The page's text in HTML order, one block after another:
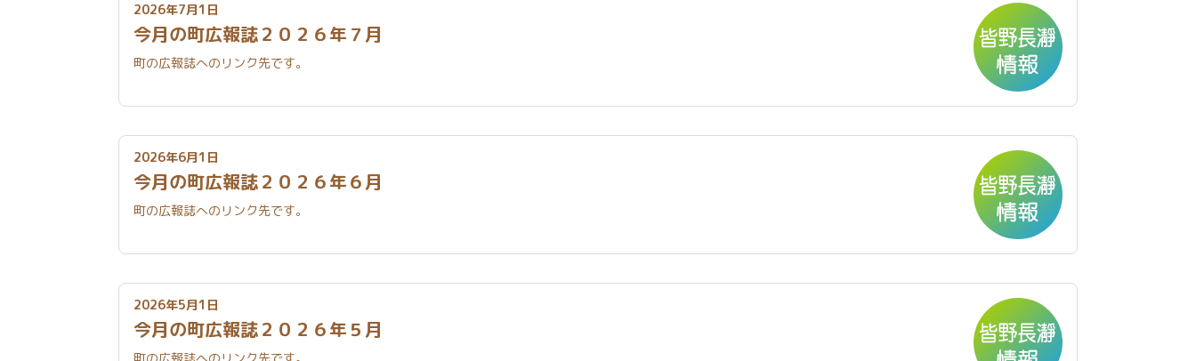
2026年7月1日
今月の町広報誌２０２６年７月
町の広報誌へのリンク先です。
2026年6月1日
今月の町広報誌２０２６年６月
町の広報誌へのリンク先です。
2026年5月1日
今月の町広報誌２０２６年５月